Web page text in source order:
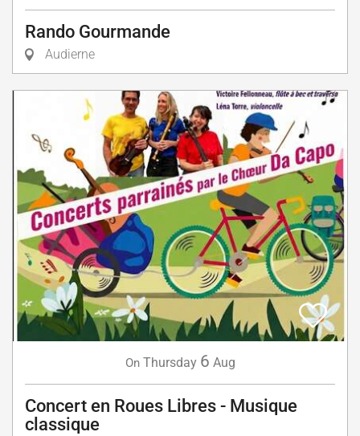
Rando Gourmande
Audierne
On Thursday 6 Aug
Concert en Roues Libres - Musique
classique